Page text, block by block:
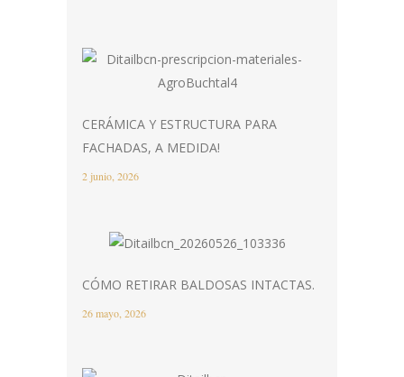
CERÁMICA Y ESTRUCTURA PARA
FACHADAS, A MEDIDA!
2 junio, 2026
CÓMO RETIRAR BALDOSAS INTACTAS.
26 mayo, 2026